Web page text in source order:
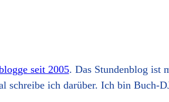
seit 2005. Das Stundenblog ist
schreibe ich darüber. Ich bin Buch-